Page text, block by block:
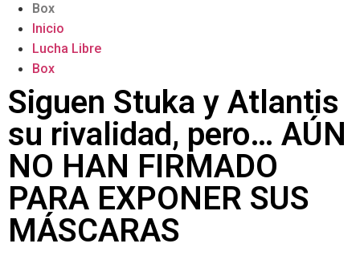
Box
Inicio
Lucha Libre
Box
Siguen Stuka y Atlantis
su rivalidad, pero… AÚN
NO HAN FIRMADO
PARA EXPONER SUS
MÁSCARAS